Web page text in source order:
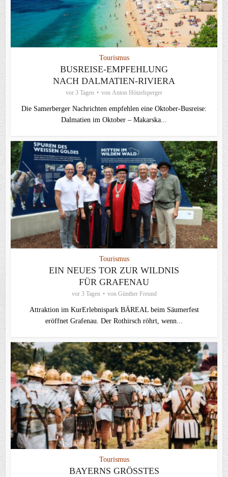
Tourismus
BUSREISE-EMPFEHLUNG
NACH DALMATIEN-RIVIERA
vor 3 Tagen von Anton Hötzelsperger
Die Samerberger Nachrichten empfehlen eine Oktober-Busreise:
Dalmatien im Oktober – Makarska...
Tourismus
EIN NEUES TOR ZUR WILDNIS
FÜR GRAFENAU
vor 3 Tagen von Günther Freund
Attraktion im KurErlebnispark BÄREAL beim Säumerfest
eröffnet Grafenau. Der Rothirsch röhrt, wenn...
Tourismus
BAYERNS GRÖSSTES R